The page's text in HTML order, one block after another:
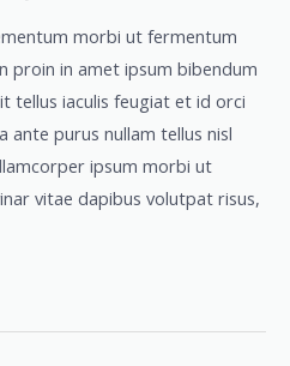
morbi ut fermentum
proin in amet ipsum bibendum
tellus iaculis feugiat et id orci
ante purus nullam tellus nisl
ipsum morbi ut
vitae dapibus volutpat risus,